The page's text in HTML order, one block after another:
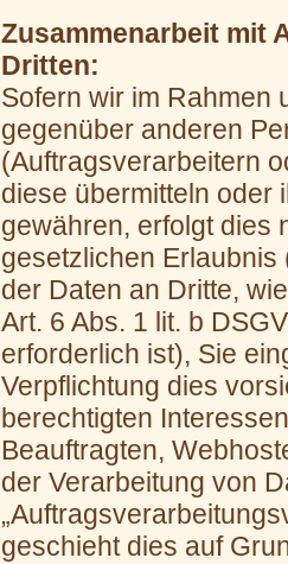
Zusammenarbeit mit
Dritten:
Sofern wir im Rahmen
gegenüber anderen
(Auftragsverarbeitern
diese übermitteln oder
gewähren, erfolgt dies
gesetzlichen
der Daten an Dritte,
Art. 6 Abs. 1 lit. b
erforderlich ist), Sie
Verpflichtung dies
berechtigten
Beauftragten,
der Verarbeitung von
geschieht dies auf